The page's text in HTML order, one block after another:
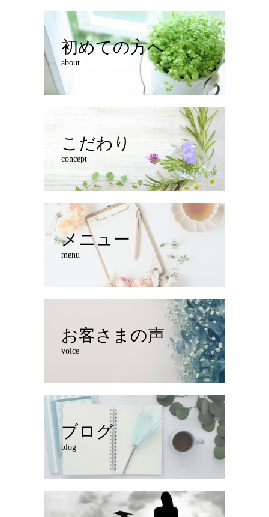
初めての方へ
about
こだわり
concept
メニュー
menu
お客さまの声
voice
ブログ
blog